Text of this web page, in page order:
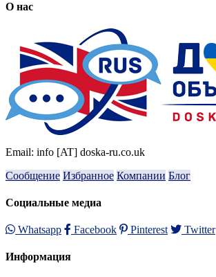
О нас
Email: info [AT] doska-ru.co.uk
Сообщение Избранное Компании Блог
Социальные медиа
Whatsapp Facebook Pinterest Twitter
Информация